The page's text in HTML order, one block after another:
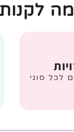
לכל סוגי